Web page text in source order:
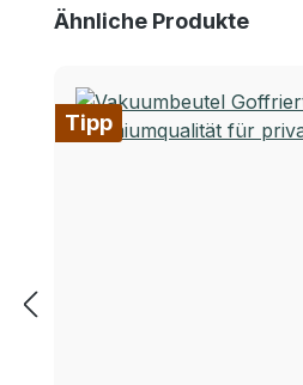
Produktgalerie überspringen
Ähnliche Produkte
Tipp